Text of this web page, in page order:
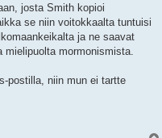
josta Smith kopioi
se niin voitokkaalta tuntuisi
ja ne saavat
mormonismista.
postilla, niin mun ei tartte